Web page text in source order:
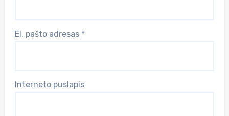
El. pašto adresas *
Interneto puslapis